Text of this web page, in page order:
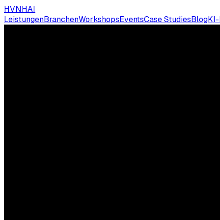
HVNHAI
LeistungenBranchenWorkshopsEventsCase StudiesBlog